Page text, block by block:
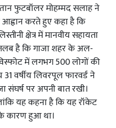
फुटबॉलर मोहम्मद सलाह ने
आह्वान करते हुए कहा है कि
क्षेत्र में मानवीय सहायता
है कि गाजा शहर के अल-
में लगभग 500 लोगों की
वर्षीय लिवरपूल फारवर्ड ने
संघर्ष पर अपनी बात रखी।
यह कहना है कि यह रॉकेट
कारण हुआ था।